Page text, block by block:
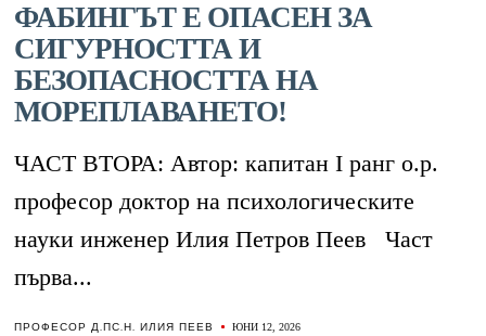
ФАБИНГЪТ Е ОПАСЕН ЗА
СИГУРНОСТТА И
БЕЗОПАСНОСТТА НА
МОРЕПЛАВАНЕТО!
ЧАСТ ВТОРА: Автор: капитан I ранг о.р.
професор доктор на психологическите
науки инженер Илия Петров Пеев Част
първа...
ПРОФЕСОР Д.ПС.Н. ИЛИЯ ПЕЕВ ЮНИ 12, 2026